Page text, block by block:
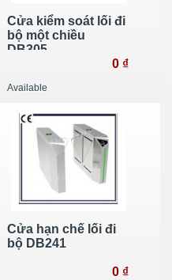
Cửa kiểm soát lối đi
bộ một chiều
DB305
0 ₫
Available
Cửa hạn chế lối đi
bộ DB241
0 ₫